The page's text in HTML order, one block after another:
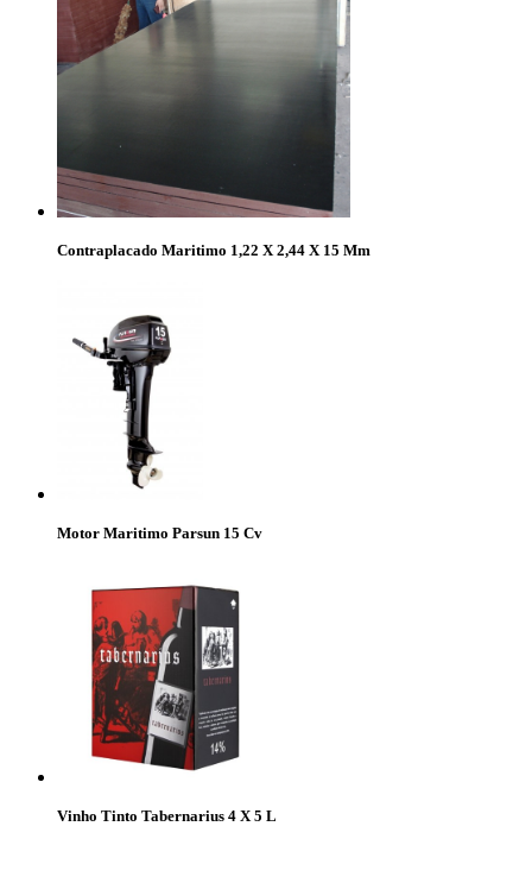
Contraplacado Maritimo 1,22 X 2,44 X 15 Mm
Motor Maritimo Parsun 15 Cv
Vinho Tinto Tabernarius 4 X 5 L